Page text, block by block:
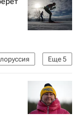
Еще5
Крюков